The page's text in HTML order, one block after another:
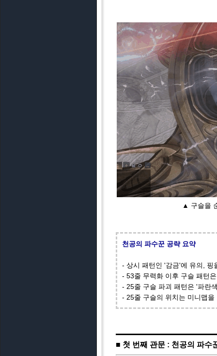
▲ 구슬을
천공의 파수꾼 공략 요약
- 상시 패턴인 '감금'에 유의, 핑
- 53줄 무력화 이후 구슬 패턴
- 25줄 구슬 파괴 패턴은 '파란
- 25줄 구슬의 위치는 미니맵
■ 첫 번째 관문 : 천공의 파수